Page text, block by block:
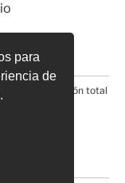
para
de
la reproducción total